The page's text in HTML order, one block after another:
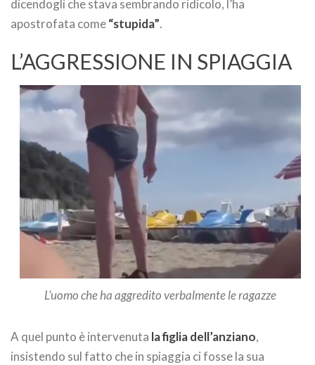
dicendogli che stava sembrando ridicolo, l’ha
apostrofata come“stupida”.
L’AGGRESSIONE IN SPIAGGIA
L’uomo che ha aggredito verbalmente le ragazze
A quel punto è intervenuta la figlia dell’anziano,
insistendo sul fatto che in spiaggia ci fosse la sua